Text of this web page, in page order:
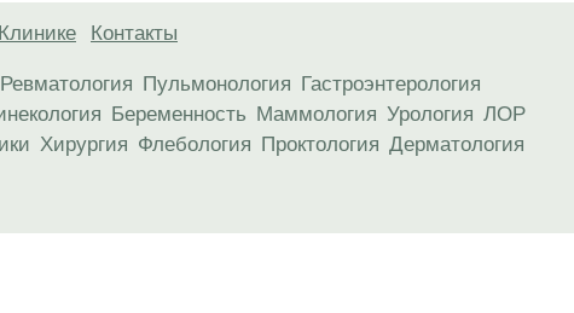
Контакты
Ревматология Пульмонология Гастроэнтерология
Беременность Маммология Урология ЛОР
Хирургия Флебология Проктология Дерматология